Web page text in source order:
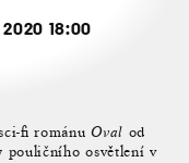
18:00
fi románuOval od
pouličního osvětlení v